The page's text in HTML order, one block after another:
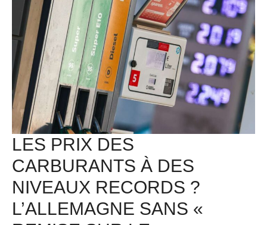
LES PRIX DES
CARBURANTS À DES
NIVEAUX RECORDS ?
L’ALLEMAGNE SANS «